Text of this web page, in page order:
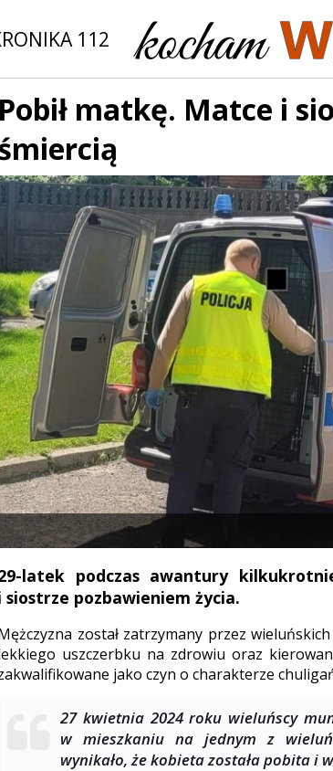
112
Pobił matkę. Matce i
latek podczas awantury
siostrze pozbawieniem życia.
został zatrzymany przez
uszczerbku na zdrowiu oraz
jako czyn o charakterze
27 kwietnia 2024 roku wieluńscy
w mieszkaniu na jednym z
wynikało, że kobieta została pobita i